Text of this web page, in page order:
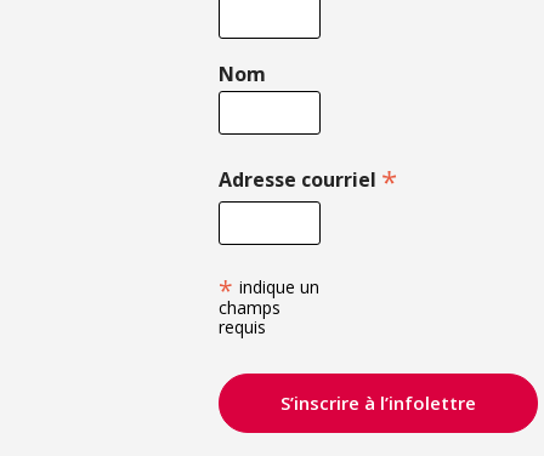
Nom
Adresse courriel *
* indique un
champs
requis